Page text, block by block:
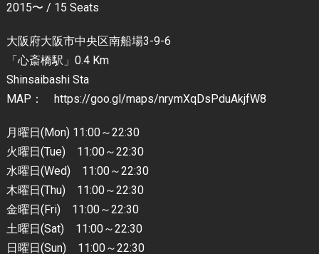
2015〜 / 15 Seats
大阪府大阪市中央区南船場3-9-6
「心斎橋駅」0.4 Km
Shinsaibashi Sta
MAP： https://goo.gl/maps/nrymXqDsPduAkjfW8
月曜日(Mon) 11:00～22:30
火曜日(Tue) 11:00～22:30
水曜日(Wed) 11:00～22:30
木曜日(Thu) 11:00～22:30
金曜日(Fri) 11:00～22:30
土曜日(Sat) 11:00～22:30
日曜日(Sun) 11:00～22:30